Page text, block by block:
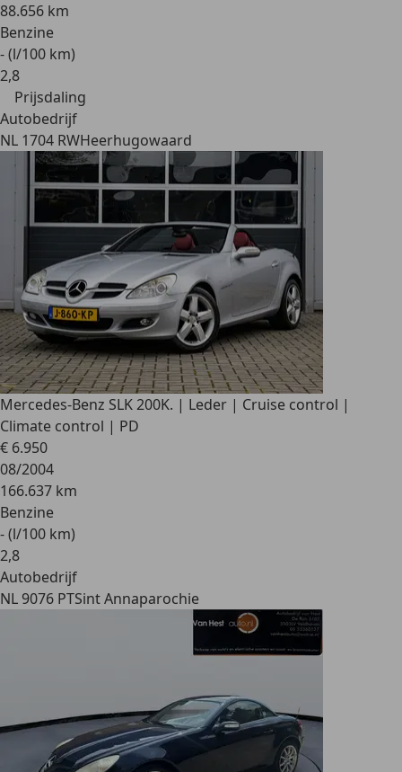
88.656 km
Benzine
- (l/100 km)
2,8
Prijsdaling
Autobedrijf
NL 1704 RWHeerhugowaard
Mercedes-Benz SLK 200K. | Leder | Cruise control |
Climate control | PD
€ 6.950
08/2004
166.637 km
Benzine
- (l/100 km)
2,8
Autobedrijf
NL 9076 PTSint Annaparochie